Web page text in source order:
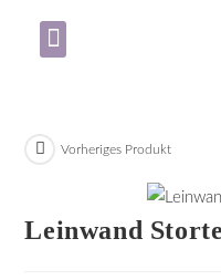
Vorheriges Produkt
Leinwand